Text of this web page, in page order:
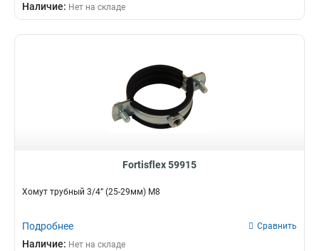
Наличие: Нет на складе
Fortisflex 59915
Хомут трубный 3/4” (25-29мм) М8
Подробнее Сравнить
Наличие: Нет на складе